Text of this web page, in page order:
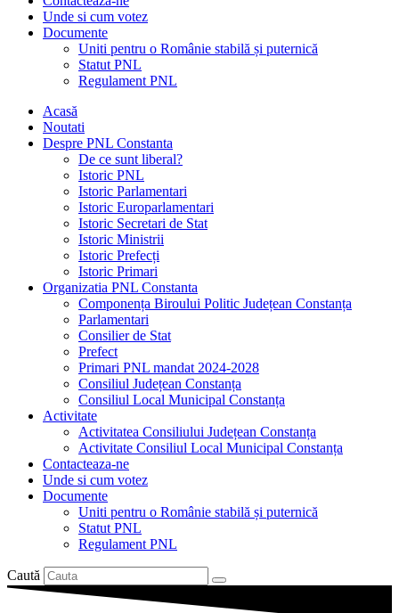
Unde si cum votez
Documente
Uniti pentru o Românie stabilă și puternică
Statut PNL
Regulament PNL
Acasă
Noutati
Despre PNL Constanta
De ce sunt liberal?
Istoric PNL
Istoric Parlamentari
Istoric Europarlamentari
Istoric Secretari de Stat
Istoric Ministrii
Istoric Prefecți
Istoric Primari
Organizatia PNL Constanta
Componența Biroului Politic Județean Constanța
Parlamentari
Consilier de Stat
Prefect
Primari PNL mandat 2024-2028
Consiliul Județean Constanța
Consiliul Local Municipal Constanța
Activitate
Activitatea Consiliului Județean Constanța
Activitate Consiliul Local Municipal Constanța
Contacteaza-ne
Unde si cum votez
Documente
Uniti pentru o Românie stabilă și puternică
Statut PNL
Regulament PNL
Caută